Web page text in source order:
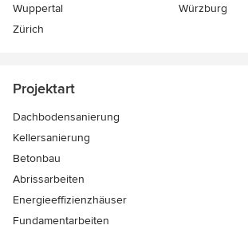
Wuppertal
Würzburg
Zürich
Projektart
Dachbodensanierung
Kellersanierung
Betonbau
Abrissarbeiten
Energieeffizienzhäuser
Fundamentarbeiten